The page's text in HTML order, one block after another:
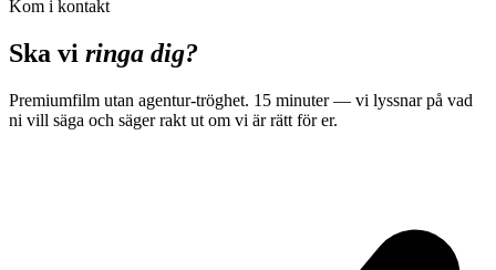
Kom i kontakt
Ska vi ringa dig?
Premiumfilm utan agentur-tröghet. 15 minuter — vi lyssnar på vad
ni vill säga och säger rakt ut om vi är rätt för er.